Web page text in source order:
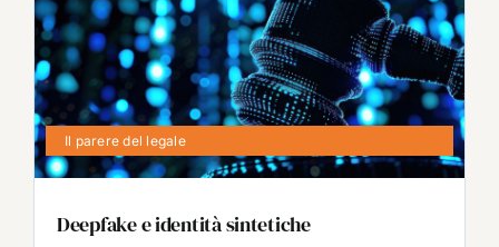
Il parere del legale
Deepfake e identità sintetiche